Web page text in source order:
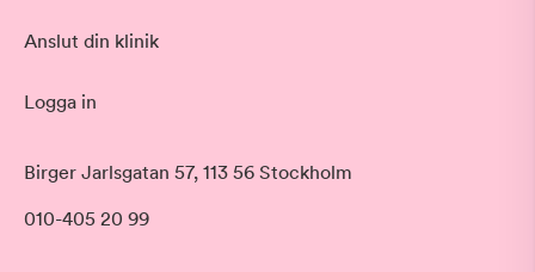
Anslut din klinik
Logga in
Birger Jarlsgatan 57, 113 56 Stockholm
010-405 20 99